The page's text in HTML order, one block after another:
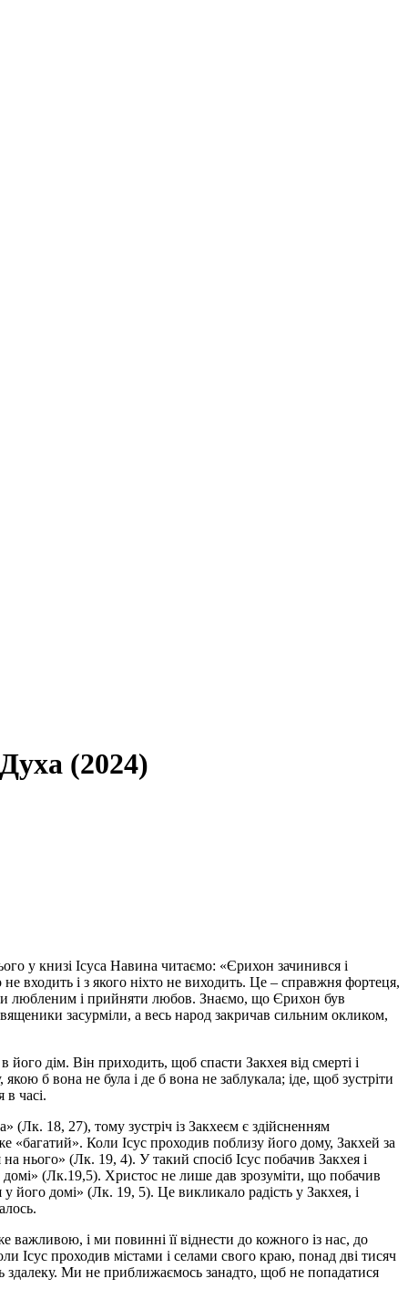
(2024)
у книзі Ісуса Навина читаємо: «Єрихон зачинився і
входить і з якого ніхто не виходить. Це – справжня фортеця,
любленим і прийняти любов. Знаємо, що Єрихон був
засурміли, а весь народ закричав сильним окликом,
дім. Він приходить, щоб спасти Закхея від смерті і
б вона не була і де б вона не заблукала; іде, щоб зустріти
в часі.
18, 27), тому зустріч із Закхеєм є здійсненням
Коли Ісус проходив поблизу його дому, Закхей за
нього» (Лк. 19, 4). У такий спосіб Ісус побачив Закхея і
(Лк.19,5). Христос не лише дав зрозуміти, що побачив
його домі» (Лк. 19, 5). Це викликало радість у Закхея, і
і ми повинні її віднести до кожного із нас, до
проходив містами і селами свого краю, понад дві тисяч
здалеку. Ми не приближаємось занадто, щоб не попадатися